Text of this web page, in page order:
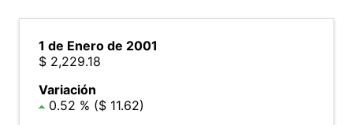
1 de Enero de 2001
$ 2,229.18
Variación
0.52 % ($ 11.62)